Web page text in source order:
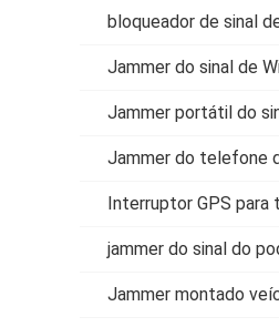
bloqueador de sinal
Jammer do sinal de
Jammer portátil do
Jammer do telefone
Interruptor GPS para
jammer do sinal do
Jammer montado